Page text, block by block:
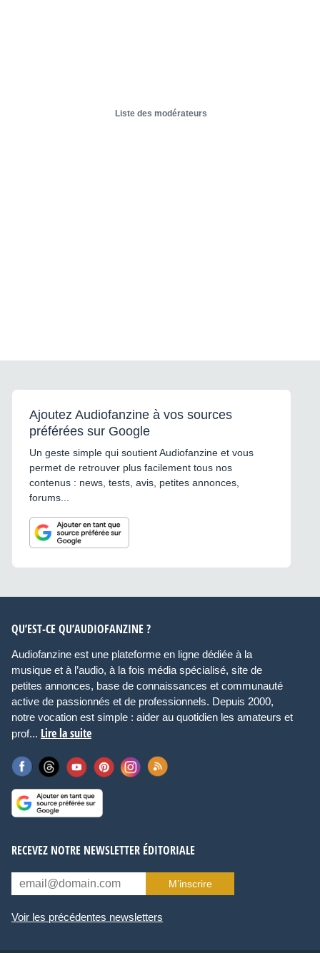
Liste des modérateurs
Ajoutez Audiofanzine à vos sources
préférées sur Google
Un geste simple qui soutient Audiofanzine et vous
permet de retrouver plus facilement tous nos
contenus : news, tests, avis, petites annonces,
forums...
QU’EST-CE QU’AUDIOFANZINE ?
Audiofanzine est une plateforme en ligne dédiée à la
musique et à l’audio, à la fois média spécialisé, site de
petites annonces, base de connaissances et communauté
active de passionnés et de professionnels. Depuis 2000,
notre vocation est simple : aider au quotidien les amateurs et
prof... Lire la suite
RECEVEZ NOTRE NEWSLETTER ÉDITORIALE
M’inscrire
Voir les précédentes newsletters